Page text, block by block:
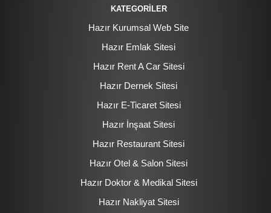
KATEGORİLER
Hazır Kurumsal Web Site
Hazır Emlak Sitesi
Hazır Rent A Car Sitesi
Hazır Dernek Sitesi
Hazır E-Ticaret Sitesi
Hazır İnşaat Sitesi
Hazır Restaurant Sitesi
Hazır Otel & Salon Sitesi
Hazır Doktor & Medikal Sitesi
Hazır Nakliyat Sitesi